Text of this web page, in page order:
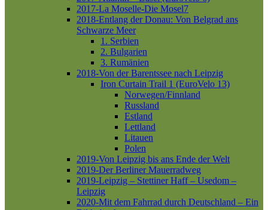
2017-La Moselle-Die Mosel7
2018-Entlang der Donau: Von Belgrad ans
Schwarze Meer
1. Serbien
2. Bulgarien
3. Rumänien
2018-Von der Barentssee nach Leipzig
Iron Curtain Trail 1 (EuroVelo 13)
Norwegen/Finnland
Russland
Estland
Lettland
Litauen
Polen
2019-Von Leipzig bis ans Ende der Welt
2019-Der Berliner Mauerradweg
2019-Leipzig – Stettiner Haff – Usedom –
Leipzig
2020-Mit dem Fahrrad durch Deutschland – Ein